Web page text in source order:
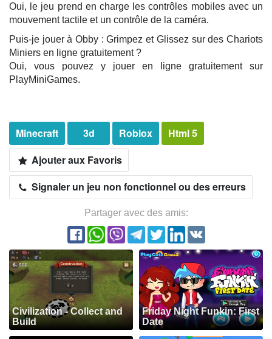
Oui, le jeu prend en charge les contrôles mobiles avec un
mouvement tactile et un contrôle de la caméra.
Puis-je jouer à Obby : Grimpez et Glissez sur des Chariots
Miniers en ligne gratuitement ?
Oui, vous pouvez y jouer en ligne gratuitement sur
PlayMiniGames.
Minecraft 3d Roblox
Html 5
Ajouter aux Favoris
Signaler un jeu non fonctionnel ou des erreurs
Partager avec des amis:
Civilization - Collect and
Build
Friday Night Funkin: First
Date